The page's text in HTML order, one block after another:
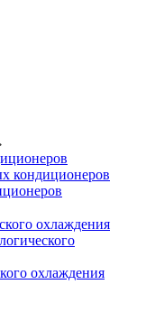
кондиционеров
охлаждения
охлаждения